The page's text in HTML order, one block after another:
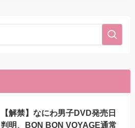
【解禁】なにわ男子DVD発売日
判明、BON BON VOYAGE通常